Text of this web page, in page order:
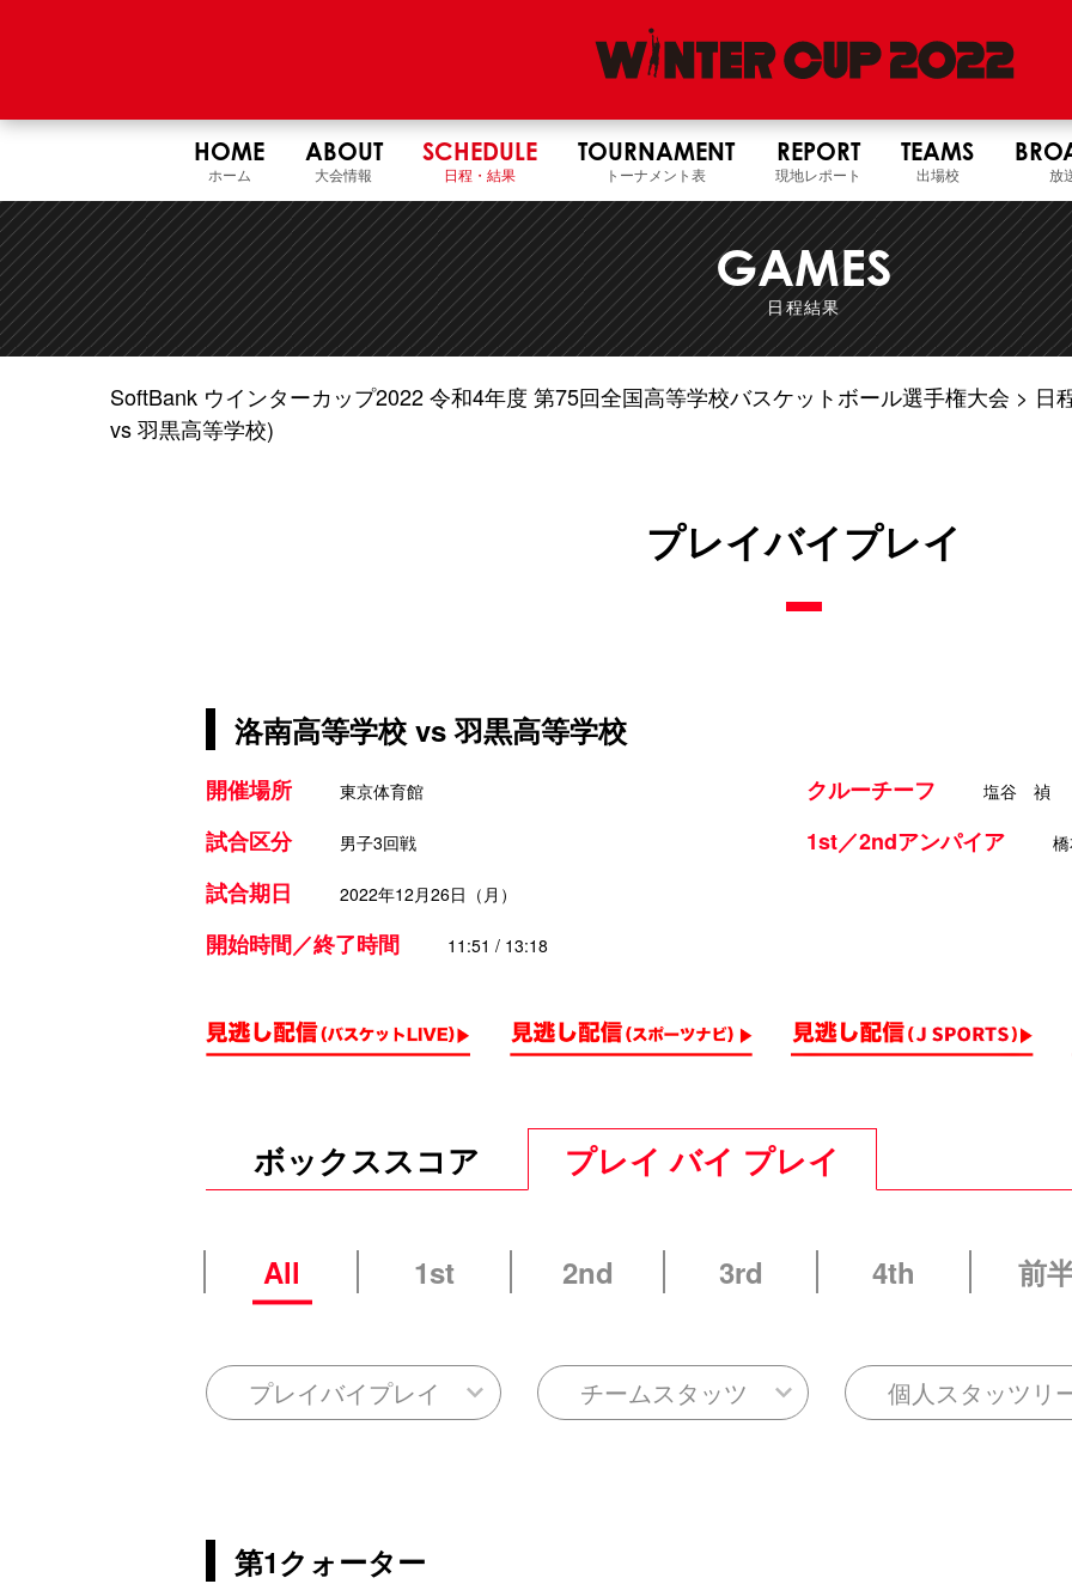
HOME
ホーム
ABOUT
大会情報
SCHEDULE
日程・結果
TOURNAMENT
トーナメント表
REPORT
現地レポート
TEAMS
出場校 放
GAMES
日程結果
SoftBank ウインターカップ2022 令和4年度 第75回全国高等学校バスケットボール選手権大会 日
vs 羽黒高等学校)
プレイバイプレイ
洛南高等学校 vs 羽黒高等学校
開催場所 東京体育館
試合区分 男子3回戦
試合期日 2022年12月26日（月）
開始時間／終了時間 11:51 / 13:18
クルーチーフ 塩谷 禎
1st／2ndアンパイア
ボックススコア プレイ バイ プレイ
All 1st 2nd 3rd 4th 前
プレイバイプレイ チームスタッツ 個人スタッツリ
第1クォーター